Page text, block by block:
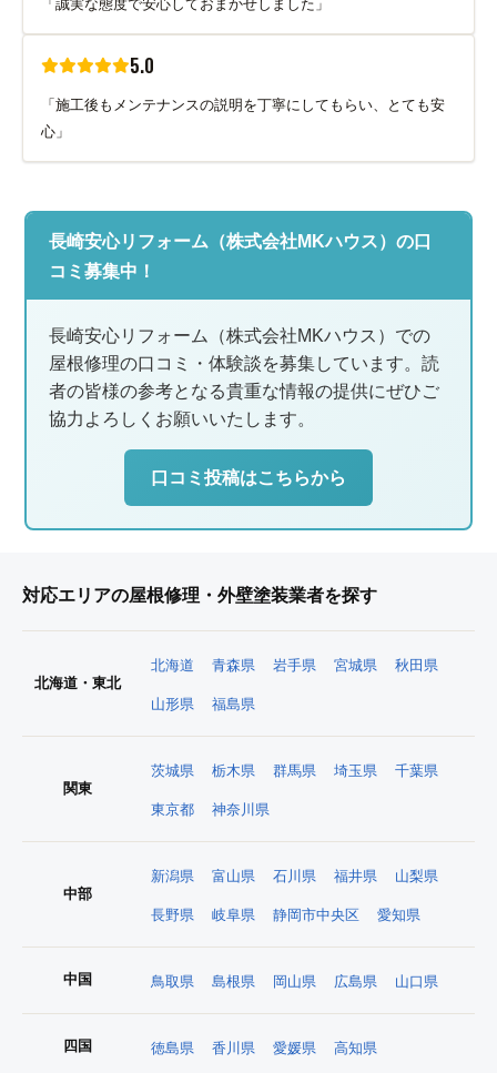
「誠実な態度で安心しておまかせしました」
5.0
「施工後もメンテナンスの説明を丁寧にしてもらい、とても安
心」
長崎安心リフォーム（株式会社MKハウス）の口
コミ募集中！
長崎安心リフォーム（株式会社MKハウス）での
屋根修理の口コミ・体験談を募集しています。読
者の皆様の参考となる貴重な情報の提供にぜひご
協力よろしくお願いいたします。
口コミ投稿はこちらから
対応エリアの屋根修理・外壁塗装業者を探す
北海道・東北
北海道 青森県 岩手県 宮城県 秋田県
山形県 福島県
関東
茨城県 栃木県 群馬県 埼玉県 千葉県
東京都 神奈川県
中部
新潟県 富山県 石川県 福井県 山梨県
長野県 岐阜県 静岡市中央区 愛知県
中国 鳥取県 島根県 岡山県 広島県 山口県
四国 徳島県 香川県 愛媛県 高知県